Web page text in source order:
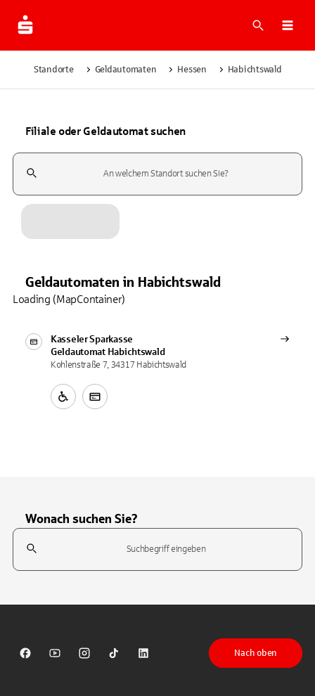
Suche
Standorte Geldautomaten Hessen Habichtswald
Filiale oder Geldautomat suchen
Suchfeld
Geldautomaten in Habichtswald
Kasseler Sparkasse
Geldautomat Habichtswald
Kohlenstraße 7, 34317 Habichtswald
Loading (MapContainer)
Wonach suchen Sie?
Suchfeld
Sparkasse auf Facebook
Sparkasse auf Youtube
Sparkasse auf Instagram
Sparkasse auf TikTok
Sparkasse auf LinkedIn
Nach oben